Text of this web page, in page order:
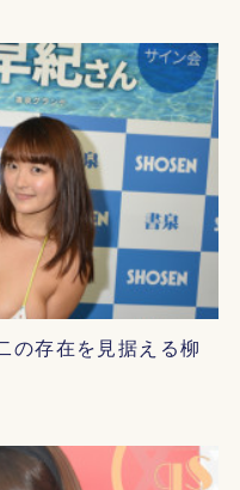
の存在を見据える柳